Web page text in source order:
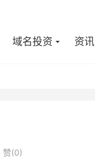
域名投资 资讯
赞(0)